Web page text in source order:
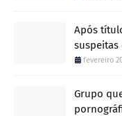
Após
suspeitas
fevereiro
Grupo